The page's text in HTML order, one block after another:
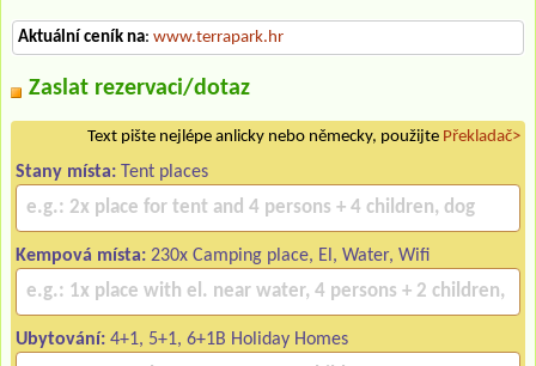
Aktuální ceník na: www.terrapark.hr
Zaslat rezervaci/dotaz
Text pište nejlépe anlicky nebo německy, použijte Překladač>
Stany místa: Tent places
Kempová místa: 230x Camping place, El, Water, Wifi
Ubytování: 4+1, 5+1, 6+1B Holiday Homes